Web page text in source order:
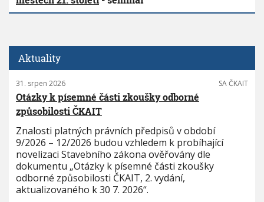
Aktuality
31. srpen 2026 SA ČKAIT
Otázky k písemné části zkoušky odborné
způsobilosti ČKAIT
Znalosti platných právních předpisů v období
9/2026 – 12/2026 budou vzhledem k probíhající
novelizaci Stavebního zákona ověřovány dle
dokumentu „Otázky k písemné části zkoušky
odborné způsobilosti ČKAIT, 2. vydání,
aktualizovaného k 30 7. 2026“.